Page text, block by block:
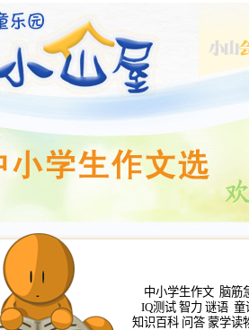
中小学生作文 脑筋
IQ测试 智力 谜语 童
知识百科 问答 蒙学读